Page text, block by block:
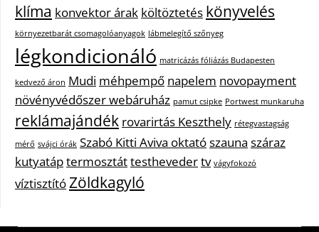
klíma konvektor árak költöztetés könyvelés
környezetbarát csomagolóanyagok lábmelegítő szőnyeg
légkondicionáló matricázás fóliázás Budapesten
kedvező áron Mudi méhpempő napelem novopayment
növényvédőszer webáruház pamut csipke Portwest munkaruha
reklámajándék rovarirtás Keszthely rétegvastagság
mérő svájci órák Szabó Kitti Aviva oktatószauna száraz
kutyatáptermosztáttesthevedertv vágyfokozó
víztisztítóZöldkagyló